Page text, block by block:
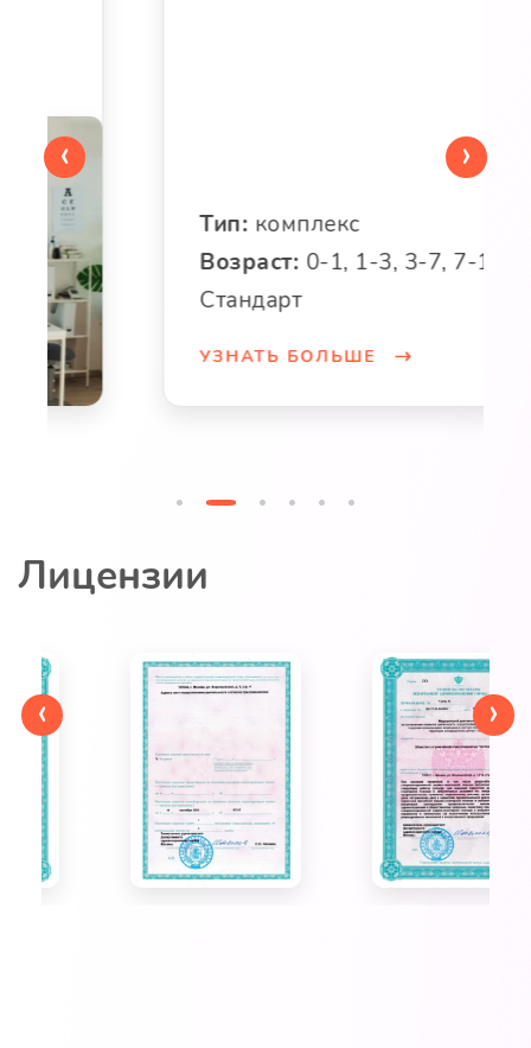
комплекс
Возраст:
0-1, 1-3, 3-7, 7-18
Стандарт
УЗНАТЬ БОЛЬШЕ
‹ ›
Лицензии
‹ ›